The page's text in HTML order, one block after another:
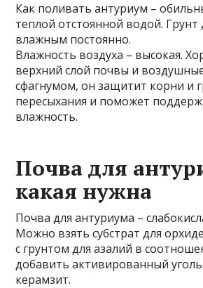
Как поливать антуриум –
теплой отстоянной водой.
влажным постоянно.
Влажность воздуха – высокая.
верхний слой почвы и
сфагнумом, он защитит корни и
пересыхания и поможет
влажность.
Почва для
какая нужна
Почва для антуриума –
Можно взять субстрат для
с грунтом для азалий в
добавить активированный
керамзит.